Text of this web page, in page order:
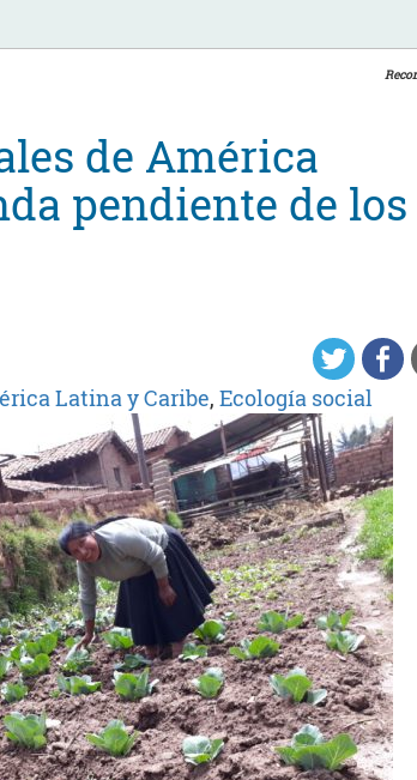
de América
pendiente de los
Latina y Caribe, Ecología social